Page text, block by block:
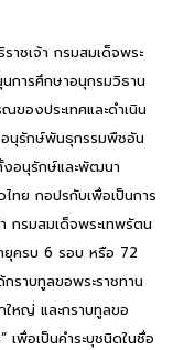
ชเจ้า กรมสมเด็จพระ
การศึกษาอนุกรมวิธาน
องประเทศและดำเนิน
นุรักษ์พันธุกรรมพืชอัน
งอนุรักษ์และพัฒนา
ทย กอปรกับเพื่อเป็นการ
กรมสมเด็จพระเทพรัตน
ยุครบ 6 รอบ หรือ 72
ราบทูลขอพระราชทาน
หญ่ และกราบทูลขอ
เพื่อเป็นคำระบุชนิดในชื่อ